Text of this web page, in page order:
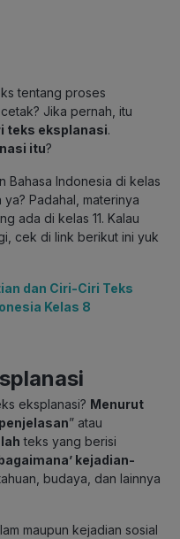
tentang proses
Jika pernah, itu
teks eksplanasi.
itu?
Bahasa Indonesia di kelas
Padahal, materinya
ada di kelas 11. Kalau
cek di link berikut ini yuk
dan Ciri-Ciri Teks
Kelas 8
eksplanasi? Menurut
penjelasan” atau
teks yang berisi
kejadian-
budaya, dan lainnya
maupun kejadian sosial